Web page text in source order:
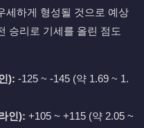
세하게 형성될 것으로 예상
승리로 기세를 올린 점도
): -125 ~ -145 (약 1.69 ~ 1.
인): +105 ~ +115 (약 2.05 ~